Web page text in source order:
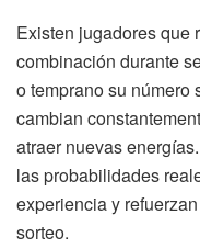
Existen jugadores que
combinación durante
o temprano su número
cambian
atraer nuevas
las probabilidades
experiencia y
sorteo.